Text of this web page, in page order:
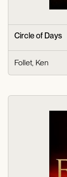
Circle of Days
Follet, Ken